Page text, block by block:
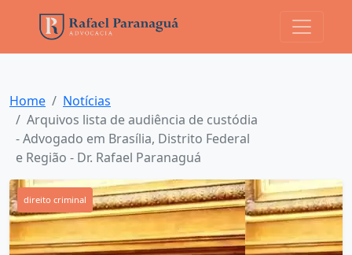
Home
Notícias
Arquivos lista de audiência de custódia
- Advogado em Brasília, Distrito Federal
e Região - Dr. Rafael Paranaguá
direito criminal